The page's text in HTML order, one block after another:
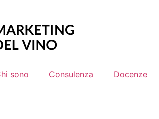
sono Consulenza Docenze